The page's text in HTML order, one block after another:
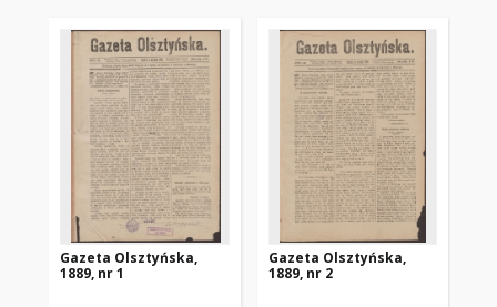
Gazeta Olsztyńska,
1889, nr 1
Gazeta Olsztyńska,
1889, nr 2